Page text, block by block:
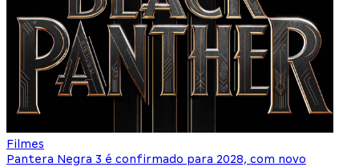
Filmes
Pantera Negra 3 é confirmado para 2028, com novo